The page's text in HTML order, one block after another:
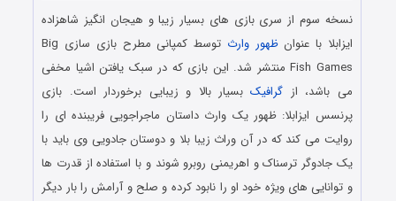
نسخه سوم از سری بازی های بسیار زیبا و هیجان انگیز شاهزاده
ایزابلا با عنوانظهور وارث
توسط کمپانی مطرح بازی سازی Big
Fish Games منتشر شد. این بازی که در سبک یافتن اشیا مخفی
می باشد، از گرافیکبسیار بالا و زیبایی برخوردار است. بازی
پرنسس ایزابلا: ظهور یک وارث داستان ماجراجویی فریبنده ای را
روایت می کند که در آن وراث زیبا بلا و دوستان جادویی وی باید با
یک جادوگر ترسناک و اهریمنی روبرو شوند و با استفاده از قدرت ها
و توانایی های ویژه خود او را نابود کرده و صلح و آرامش را بار دیگر